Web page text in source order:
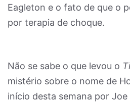
Eagleton e o fato de que o
por terapia de choque.
Não se sabe o que levou o
mistério sobre o nome de
início desta semana por Joe